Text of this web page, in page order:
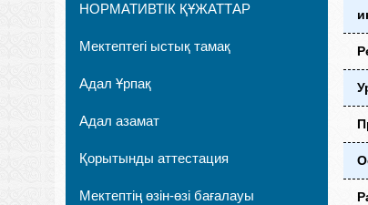
НОРМАТИВТІК ҚҰЖАТТАР
Мектептегі ыстық тамақ
Адал Ұрпақ
Адал азамат
Қорытынды аттестация
Мектептің өзін-өзі бағалауы